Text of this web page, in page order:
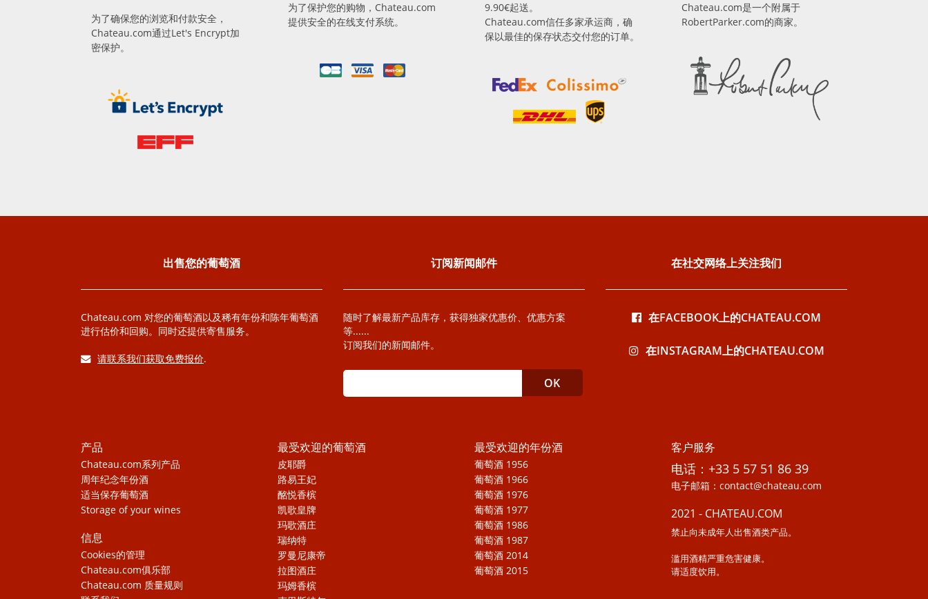
为了确保您的浏览和付款安全，
Chateau.com通过Let's Encrypt加
密保护。
为了保护您的购物，Chateau.com
提供安全的在线支付系统。
9.90€起送。
Chateau.com信任多家承运商，确
保以最佳的保存状态交付您的订单。
Chateau.com是一个附属于
RobertParker.com的商家。
出售您的葡萄酒
Chateau.com 对您的葡萄酒以及稀有年份和陈年葡萄酒
进行估价和回购。同时还提供寄售服务。
请联系我们获取免费报价.
订阅新闻邮件
随时了解最新产品库存，获得独家优惠价、优惠方案
等......
订阅我们的新闻邮件。
在社交网络上关注我们
在FACEBOOK上的CHATEAU.COM
在INSTAGRAM上的CHATEAU.COM
产品
Chateau.com系列产品
周年纪念年份酒
适当保存葡萄酒
Storage of your wines
信息
Cookies的管理
Chateau.com俱乐部
Chateau.com 质量规则
最受欢迎的葡萄酒
皮耶爵
路易王妃
酩悦香槟
凯歌皇牌
玛歌酒庄
瑞纳特
罗曼尼康帝
拉图酒庄
玛姆香槟
最受欢迎的年份酒
葡萄酒 1956
葡萄酒 1966
葡萄酒 1976
葡萄酒 1977
葡萄酒 1986
葡萄酒 1987
葡萄酒 2014
葡萄酒 2015
客户服务
电话：+33 5 57 51 86 39
电子邮箱：contact@chateau.com
2021 - CHATEAU.COM
禁止向未成年人出售酒类产品。
滥用酒精严重危害健康。
请适度饮用。